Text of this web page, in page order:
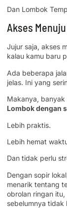
Dan Lombok
Akses
Jujur saja, akses
kalau kamu baru
Ada beberapa
jelas. Ini yang
Makanya,
Lombok dengan
Lebih praktis.
Lebih hemat
Dan tidak perlu
Dengan sopir
menarik tentang
obrolan ringan
sebelumnya tidak